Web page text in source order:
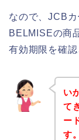
なので、JCBカ
BELMISEの商
有効期限を確
い
て
ー
す